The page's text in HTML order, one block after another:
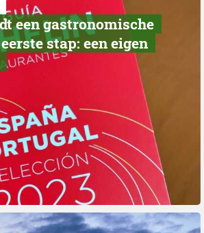
een gastronomische
stap: een eigen